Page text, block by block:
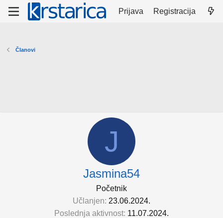
Prijava Registracija
Članovi
J
Jasmina54
Početnik
Učlanjen 23.06.2024.
Poslednja aktivnost 11.07.2024.